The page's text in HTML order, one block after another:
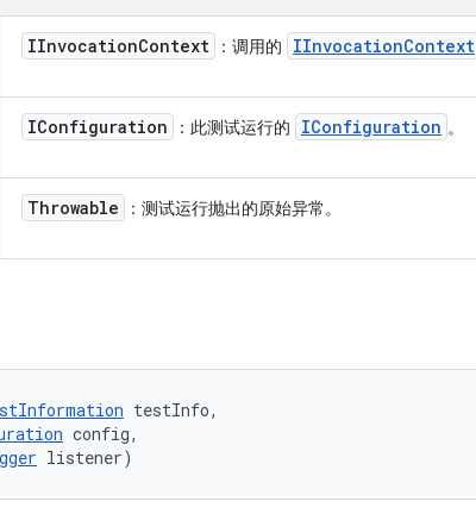
IInvocationContext ：调用的 IInvocationContext
IConfiguration ：此测试运行的 IConfiguration 。
Throwable ：测试运行抛出的原始异常。
testInfo,
config,
listener)